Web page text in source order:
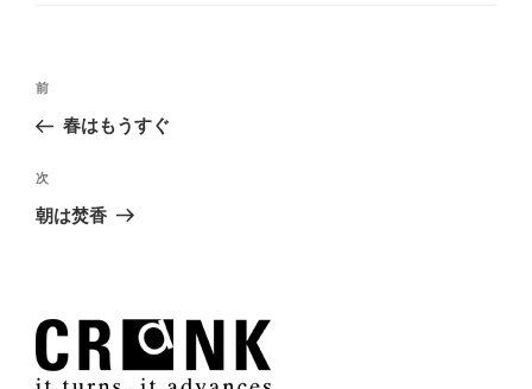
投
ナ
ビ
ゲ
ン
過
去
投
稿
前
春はもうすぐ
次
の
次
朝は焚香